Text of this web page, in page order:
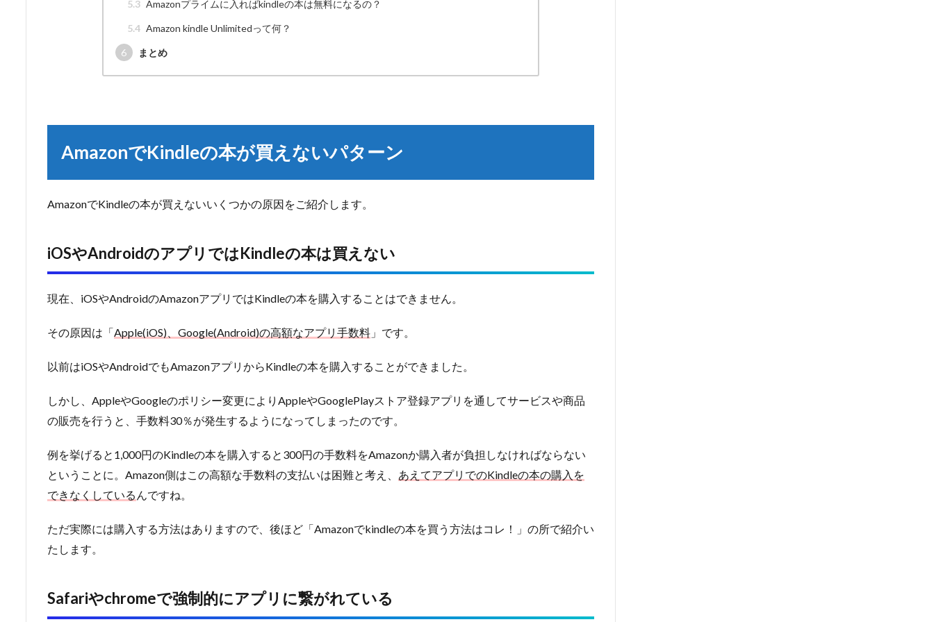
5.3 Amazonプライムに入ればkindleの本は無料になるの？
5.4 Amazon kindle Unlimitedって何？
6 まとめ
AmazonでKindleの本が買えないパターン
AmazonでKindleの本が買えないいくつかの原因をご紹介します。
iOSやAndroidのアプリではKindleの本は買えない
現在、iOSやAndroidのAmazonアプリではKindleの本を購入することはできません。
その原因は「Apple(iOS)、Google(Android)の高額なアプリ手数料 」です。
以前はiOSやAndroidでもAmazonアプリからKindleの本を購入することができました。
しかし、AppleやGoogleのポリシー変更によりAppleやGooglePlayストア登録アプリを通してサービスや商品
の販売を行うと、手数料30％が発生するようになってしまったのです。
例を挙げると1,000円のKindleの本を購入すると300円の手数料をAmazonか購入者が負担しなければならない
ということに。Amazon側はこの高額な手数料の支払いは困難と考え、 あえてアプリでのKindleの本の購入を
できなくしている んですね。
ただ実際には購入する方法はありますので、後ほど「Amazonでkindleの本を買う方法はコレ！」の所で紹介い
たします。
Safariやchromeで強制的にアプリに繋がれている